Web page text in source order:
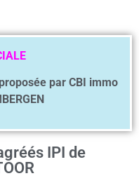
par CBI immo
IPI de